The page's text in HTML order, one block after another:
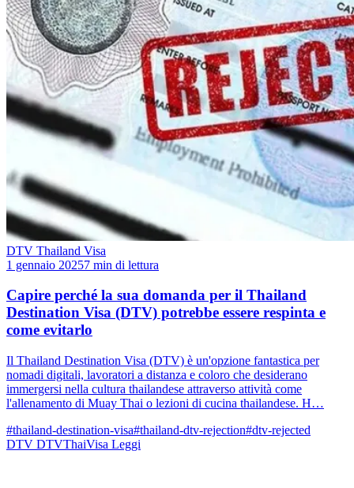
DTV Thailand Visa
1 gennaio 20257 min di lettura
Capire perché la sua domanda per il Thailand
Destination Visa (DTV) potrebbe essere respinta e
come evitarlo
Il Thailand Destination Visa (DTV) è un'opzione fantastica per
nomadi digitali, lavoratori a distanza e coloro che desiderano
immergersi nella cultura thailandese attraverso attività come
l'allenamento di Muay Thai o lezioni di cucina thailandese. H…
#thailand-destination-visa#thailand-dtv-rejection#dtv-rejected
DTV DTVThaiVisa Leggi